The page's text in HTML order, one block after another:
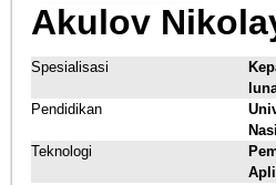
Akulov
Spesialisasi
Pendidikan
Teknologi